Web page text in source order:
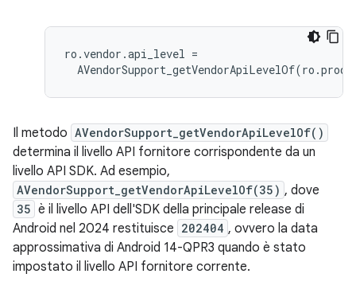
ro.vendor.api_level =
AVendorSupport_getVendorApiLevelOf(
Il metodo AVendorSupport_getVendorApiLevelOf()
determina il livello API fornitore corrispondente da un
livello API SDK. Ad esempio,
AVendorSupport_getVendorApiLevelOf(35) , dove
35 è il livello API dell'SDK della principale release di
Android nel 2024 restituisce 202404 , ovvero la data
approssimativa di Android 14-QPR3 quando è stato
impostato il livello API fornitore corrente.